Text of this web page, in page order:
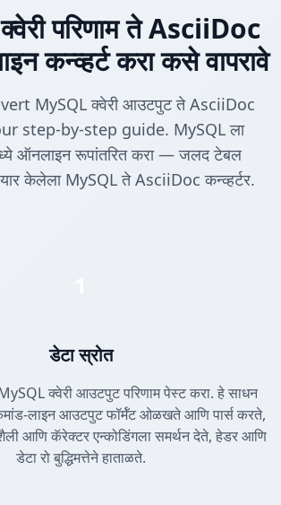
परिणाम ते AsciiDoc
कन्व्हर्ट करा कसे वापरावे
MySQL क्वेरी आउटपुट ते AsciiDoc
step-by-step guide. MySQL ला
ऑनलाइन रूपांतरित करा — जलद टेबल
केलेला MySQL ते AsciiDoc कन्व्हर्टर.
डेटा स्रोत
क्वेरी आउटपुट परिणाम पेस्ट करा. हे साधन
लाइन आउटपुट फॉर्मॅट ओळखते आणि पार्स करते,
शैली आणि कॅरेक्टर एन्कोडिंगला समर्थन देते, हेडर आणि
डेटा रो बुद्धिमत्तेने हाताळते.